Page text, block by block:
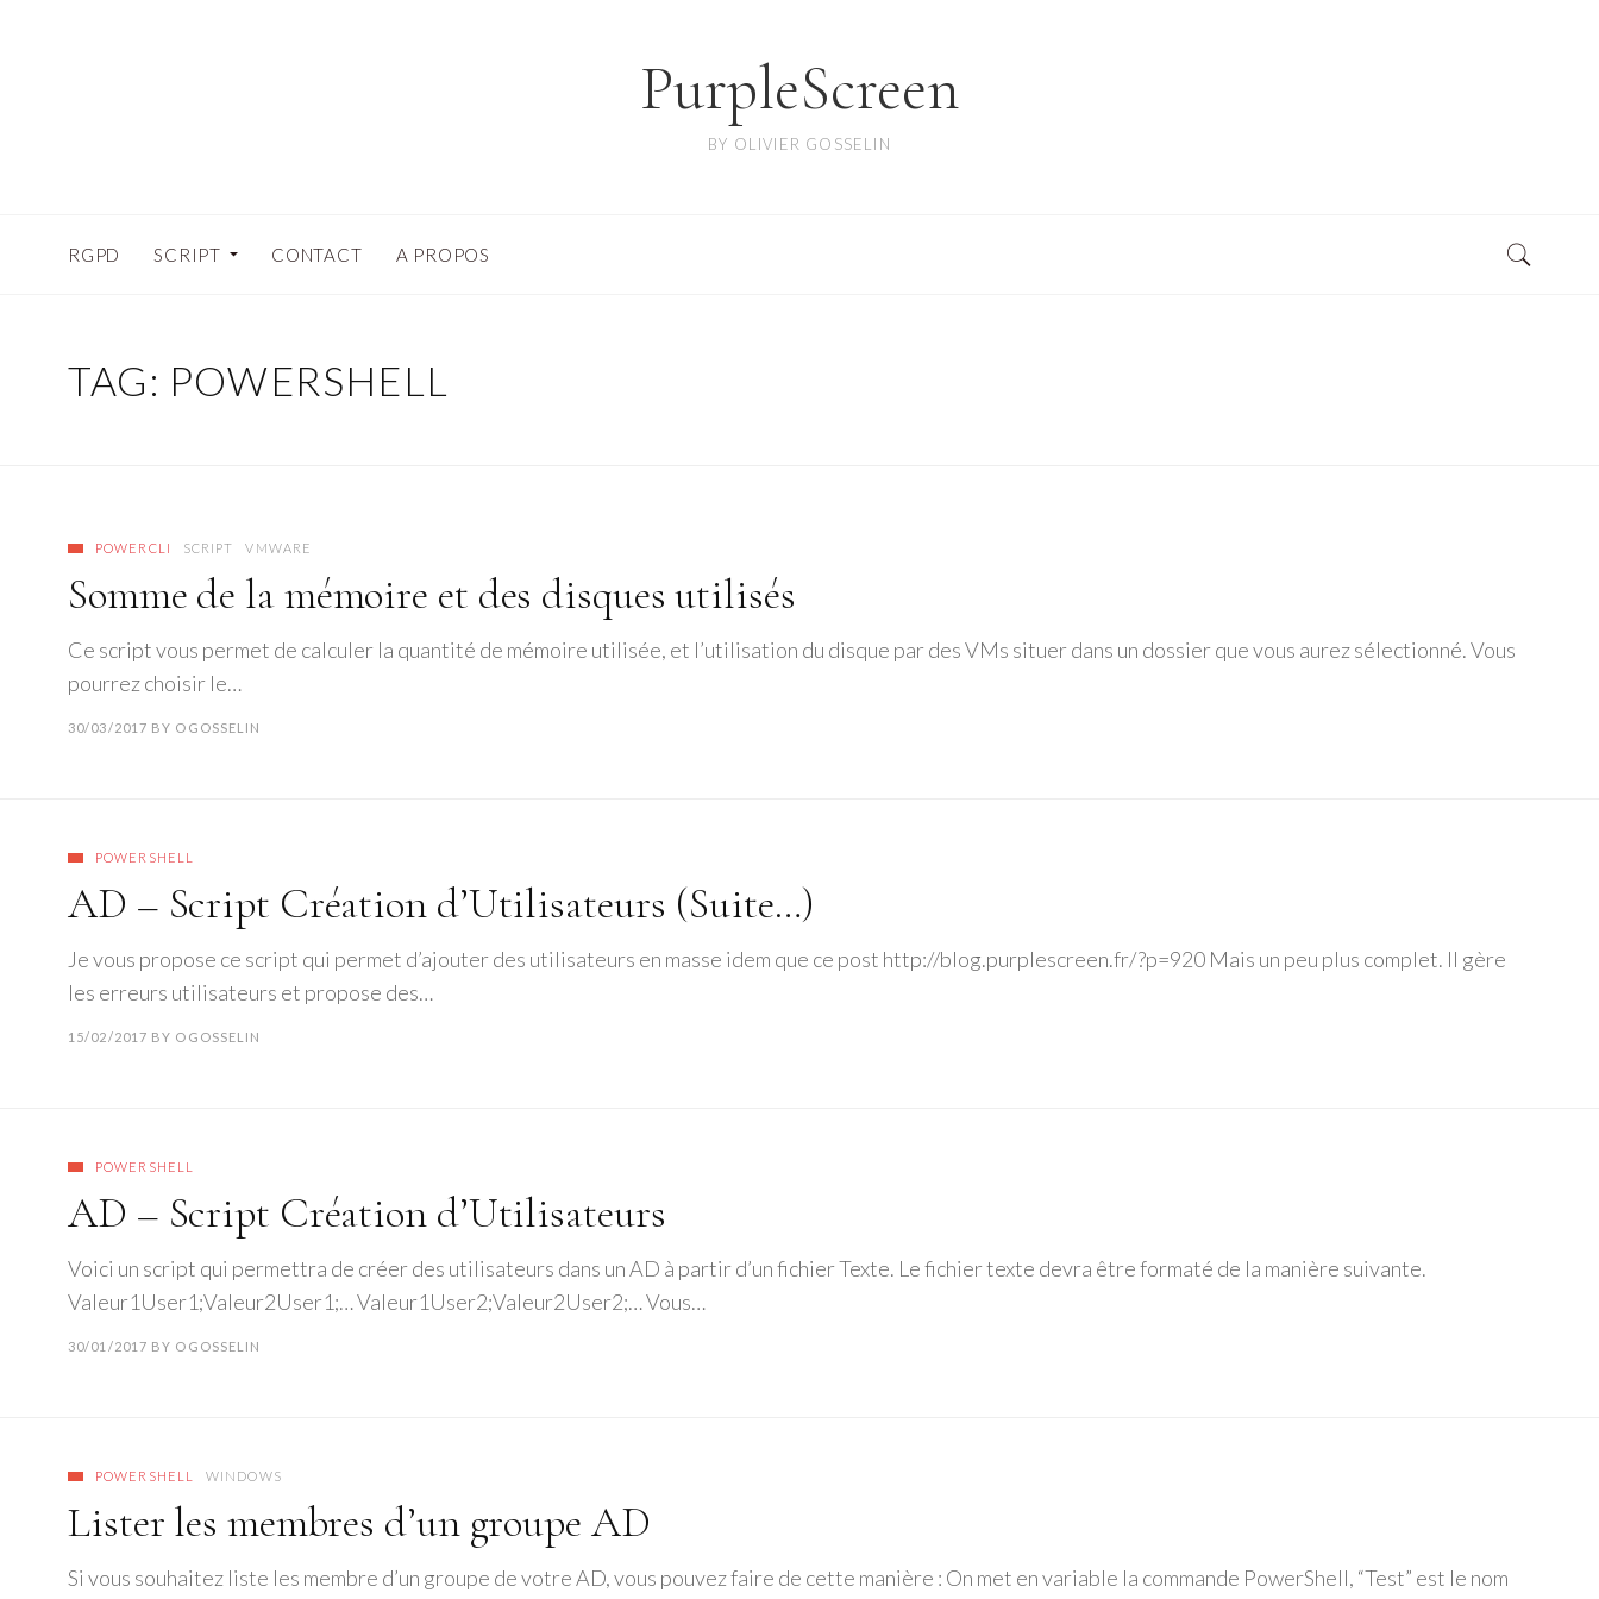
PurpleScreen
BY OLIVIER GOSSELIN
RGPD SCRIPT CONTACT A PROPOS
TAG: POWERSHELL
POWERCLI SCRIPT VMWARE
Somme de la mémoire et des disques utilisés
Ce script vous permet de calculer la quantité de mémoire utilisée, et l’utilisation du disque par des VMs situer dans un dossier que vous aurez sélectionné. Vous
pourrez choisir le…
30/03/2017 BY OGOSSELIN
POWERSHELL
AD – Script Création d’Utilisateurs (Suite…)
Je vous propose ce script qui permet d’ajouter des utilisateurs en masse idem que ce post http://blog.purplescreen.fr/?p=920 Mais un peu plus complet. Il gère
les erreurs utilisateurs et propose des…
15/02/2017 BY OGOSSELIN
POWERSHELL
AD – Script Création d’Utilisateurs
Voici un script qui permettra de créer des utilisateurs dans un AD à partir d’un fichier Texte. Le fichier texte devra être formaté de la manière suivante.
Valeur1User1;Valeur2User1;… Valeur1User2;Valeur2User2;… Vous…
30/01/2017 BY OGOSSELIN
POWERSHELL WINDOWS
Lister les membres d’un groupe AD
Si vous souhaitez liste les membre d’un groupe de votre AD, vous pouvez faire de cette manière : On met en variable la commande PowerShell, “Test” est le nom